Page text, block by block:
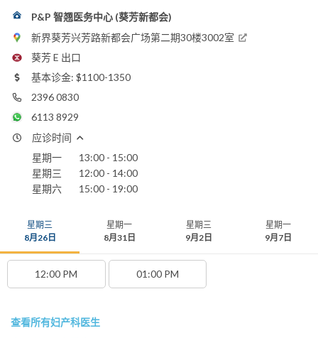
仁安医院
P&P 智翘医务中心 (葵芳新都会)
新界葵芳兴芳路新都会广场第二期30楼3002室
葵芳 E 出口
基本诊金: $1100-1350
2396 0830
6113 8929
应诊时间
星期一
13:00 - 15:00
星期三
12:00 - 14:00
星期六
15:00 - 19:00
星期三
8月26日
星期一
8月31日
星期三
9月2日
星期一
9月7日
12:00 PM 01:00 PM
查看所有妇产科医生